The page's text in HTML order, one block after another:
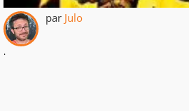
par Julo
.